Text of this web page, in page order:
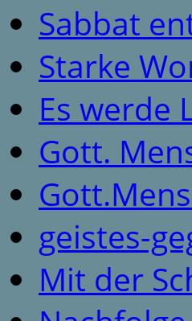
Sabbat
Starke
Es werde
Gott.
geistes-
Mit der